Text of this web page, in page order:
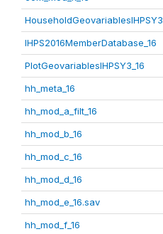
HouseholdGeovariablesIHPSY3
IHPS2016MemberDatabase_16
PlotGeovariablesIHPSY3_16
hh_meta_16
hh_mod_a_filt_16
hh_mod_b_16
hh_mod_c_16
hh_mod_d_16
hh_mod_e_16.sav
hh_mod_f_16